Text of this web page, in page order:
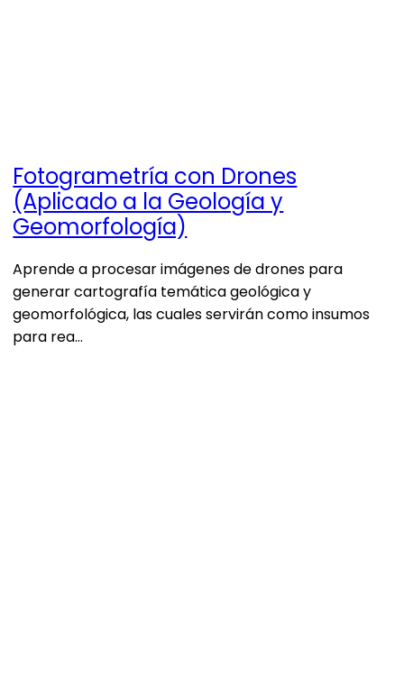
Fotogrametría con Drones
(Aplicado a la Geología y
Geomorfología)
Aprende a procesar imágenes de drones para
generar cartografía temática geológica y
geomorfológica, las cuales servirán como insumos
para rea…